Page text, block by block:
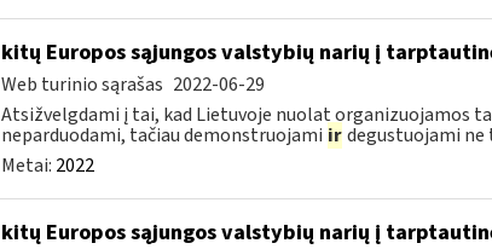
kitų Europos sąjungos valstybių narių į
Web turinio sąrašas 2022-06-29
Atsižvelgdami į tai, kad Lietuvoje nuolat organizuojamos
neparduodami, tačiau demonstruojami ir degustuojami ne
Metai: 2022
kitų Europos sąjungos valstybių narių į